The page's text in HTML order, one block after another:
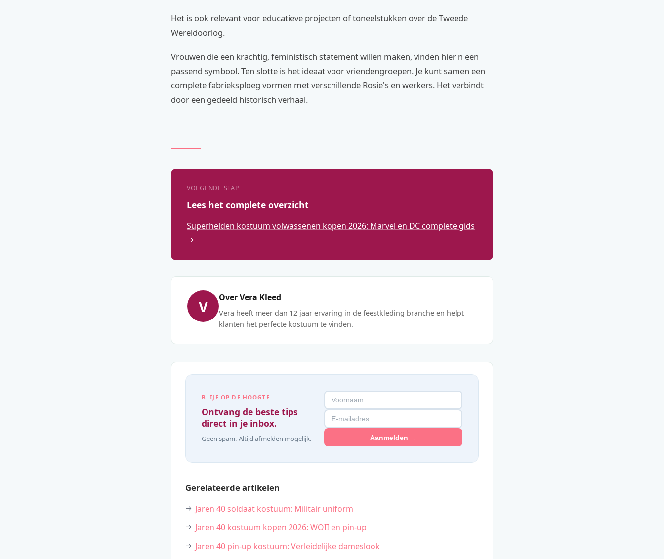
Het is ook relevant voor educatieve projecten of toneelstukken over de Tweede
Wereldoorlog.
Vrouwen die een krachtig, feministisch statement willen maken, vinden hierin een
passend symbool. Ten slotte is het ideaat voor vriendengroepen. Je kunt samen een
complete fabrieksploeg vormen met verschillende Rosie's en werkers. Het verbindt
door een gedeeld historisch verhaal.
VOLGENDE STAP
Lees het complete overzicht
Superhelden kostuum volwassenen kopen 2026: Marvel en DC complete gids
→
V Over Vera Kleed
Vera heeft meer dan 12 jaar ervaring in de feestkleding branche en helpt
klanten het perfecte kostuum te vinden.
BLIJF OP DE HOOGTE
Ontvang de beste tips
direct in je inbox.
Geen spam. Altijd afmelden mogelijk. Aanmelden →
Gerelateerde artikelen
Jaren 40 soldaat kostuum: Militair uniform
Jaren 40 kostuum kopen 2026: WOII en pin-up
Jaren 40 pin-up kostuum: Verleidelijke dameslook